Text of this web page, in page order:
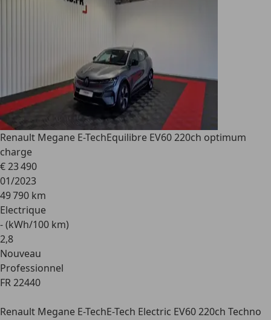
Renault Megane E-TechEquilibre EV60 220ch optimum
charge
€ 23 490
01/2023
49 790 km
Electrique
- (kWh/100 km)
2,8
Nouveau
Professionnel
FR 22440
Renault Megane E-TechE-Tech Electric EV60 220ch Techno